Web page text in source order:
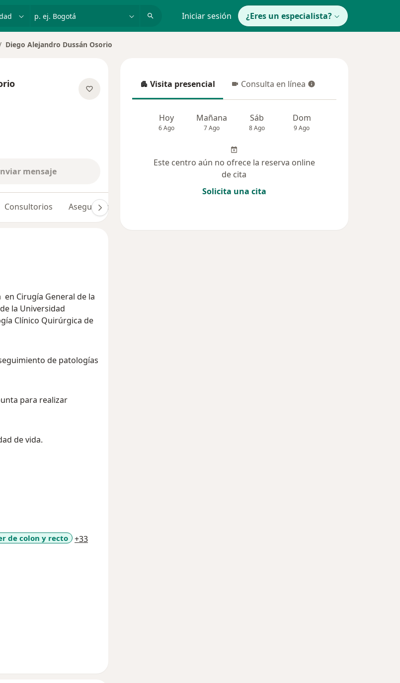
p. ej. Bogotá Iniciar sesión ¿Eres un especialista?
de ciudad
Diego Alejandro Dussán Osorio
mensaje
Consultorios Aseguradoras
en Cirugía General de la
la Universidad
Clínico Quirúrgica de
de patologías
para realizar
de vida.
de colon y recto +33a11y_sr_more_diseases
Visita presencial
Visita presencial Consulta en línea
Consulta en línea
Hoy
6 Ago
Mañana
7 Ago
Sáb
8 Ago
Dom
9 Ago
Este centro aún no ofrece la reserva online
de cita
Solicita una cita